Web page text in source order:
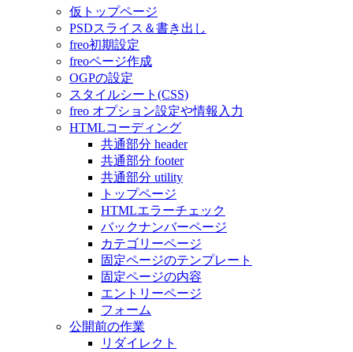
仮トップページ
PSDスライス＆書き出し
freo初期設定
freoページ作成
OGPの設定
スタイルシート(CSS)
freo オプション設定や情報入力
HTMLコーディング
共通部分 header
共通部分 footer
共通部分 utility
トップページ
HTMLエラーチェック
バックナンバーページ
カテゴリーページ
固定ページのテンプレート
固定ページの内容
エントリーページ
フォーム
公開前の作業
リダイレクト